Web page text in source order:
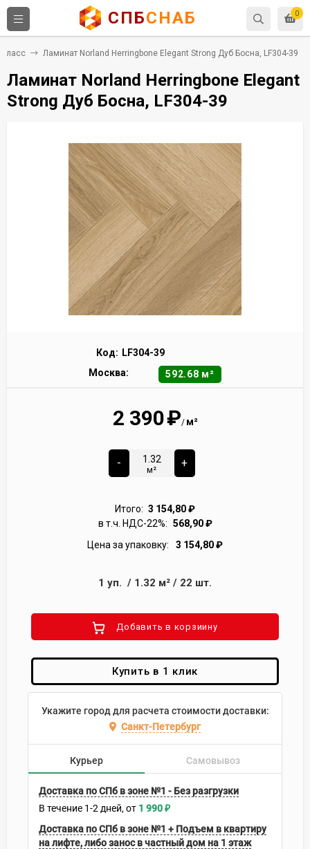
0
СПБСНАБ
класс Ламинат Norland Herringbone Elegant Strong Дуб Босна, LF304-39
Ламинат Norland Herringbone Elegant
Strong Дуб Босна, LF304-39
Код: LF304-39
Москва:
592.68 м²
2 390₽/ м²
-
м²
+
Итого: 3 154,80₽
в т.ч. НДС-22%: 568,90₽
Цена за упаковку:
3 154,80₽
1 уп. / 1.32 м² / 22 шт.
Добавить в корзиину
Купить в 1 клик
Укажите город для расчета стоимости доставки:
Санкт-Петербург
Курьер Самовывоз
Доставка по СПб в зоне №1 - Без разгрузки
В течение 1-2 дней 1 990₽
Доставка по СПб в зоне №1 + Подъем в квартиру
на лифте, либо занос в частный дом на 1 этаж